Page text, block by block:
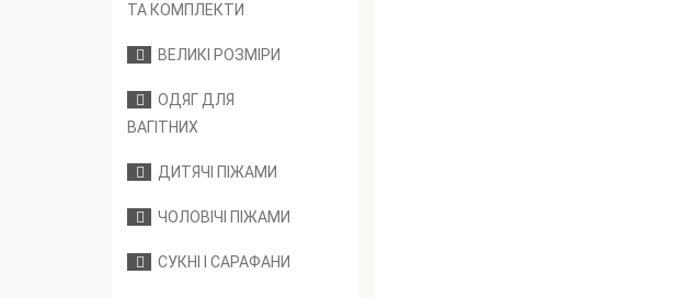
ТА КОМПЛЕКТИ
ВЕЛИКІ РОЗМІРИ
ОДЯГ ДЛЯ
ВАГІТНИХ
ДИТЯЧІ ПІЖАМИ
ЧОЛОВІЧІ ПІЖАМИ
СУКНІ І САРАФАНИ